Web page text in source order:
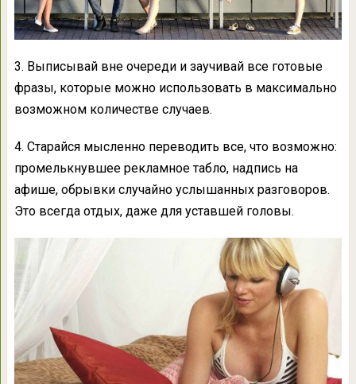
3. Выписывай вне очереди и заучивай все готовые
фразы, которые можно использовать в максимально
возможном количестве случаев.
4. Старайся мысленно переводить все, что возможно:
промелькнувшее рекламное табло, надпись на
афише, обрывки случайно услышанных разговоров.
Это всегда отдых, даже для уставшей головы.